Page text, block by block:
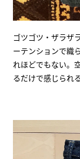
ゴツゴツ・ザラザ
ーテンションで織
れほどでもない。
るだけで感じられ